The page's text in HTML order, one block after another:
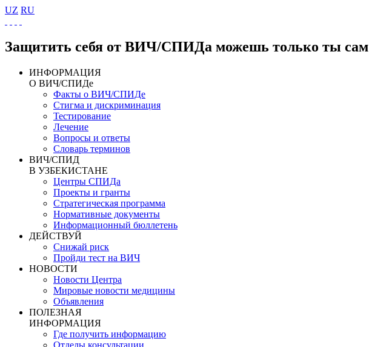
UZ RU
Защитить себя от ВИЧ/СПИДа можешь только ты сам
ИНФОРМАЦИЯ
О ВИЧ/СПИДе
Факты о ВИЧ/СПИДе
Стигма и дискриминация
Тестирование
Лечение
Вопросы и ответы
Словарь терминов
ВИЧ/СПИД
В УЗБЕКИСТАНЕ
Центры СПИДа
Проекты и гранты
Стратегическая программа
Нормативные документы
Информационный бюллетень
ДЕЙСТВУЙ
Снижай риск
Пройди тест на ВИЧ
НОВОСТИ
Новости Центра
Мировые новости медицины
Объявления
ПОЛЕЗНАЯ
ИНФОРМАЦИЯ
Где получить информацию
Отделы консультации